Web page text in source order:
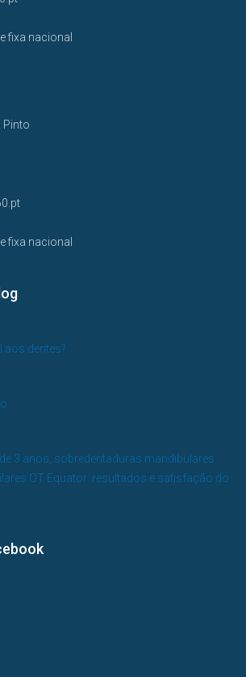
fixa nacional
Pinto
fixa nacional
aos dentes?
3 anos, sobredentaduras mandibulares
OT Equator: resultados e satisfação do